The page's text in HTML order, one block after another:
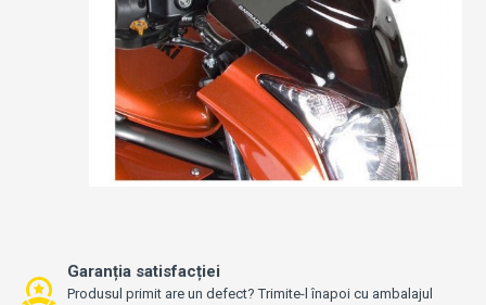
Garanția satisfacției
Produsul primit are un defect? Trimite-l înapoi cu ambalajul